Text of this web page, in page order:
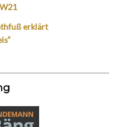
erklärt